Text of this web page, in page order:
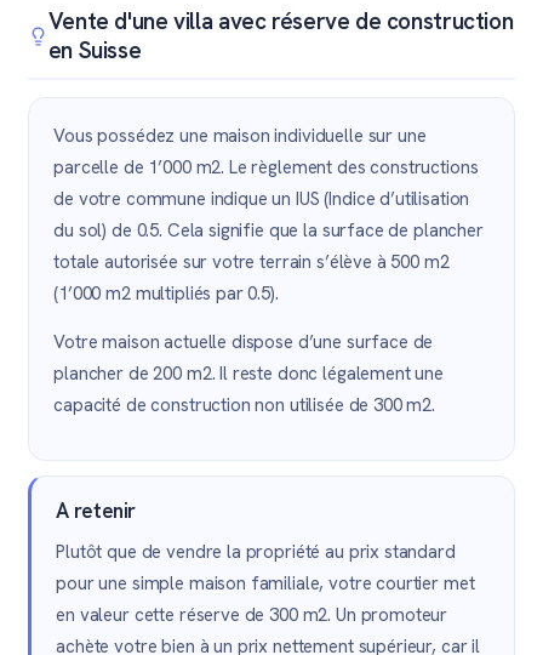
Vente d'une villa avec réserve de construction
en Suisse
Vous possédez une maison individuelle sur une
parcelle de 1’000 m2. Le règlement des constructions
de votre commune indique un IUS (Indice d’utilisation
du sol) de 0.5. Cela signifie que la surface de plancher
totale autorisée sur votre terrain s’élève à 500 m2
(1’000 m2 multipliés par 0.5).
Votre maison actuelle dispose d’une surface de
plancher de 200 m2. Il reste donc légalement une
capacité de construction non utilisée de 300 m2.
A retenir
Plutôt que de vendre la propriété au prix standard
pour une simple maison familiale, votre courtier met
en valeur cette réserve de 300 m2. Un promoteur
achète votre bien à un prix nettement supérieur, car il